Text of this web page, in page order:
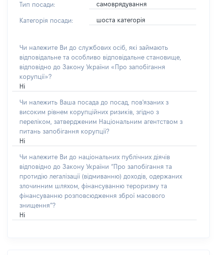
Тип посади:
самоврядування
Категорія посади: шоста категорія
Чи належите Ви до службових осіб, які займають
відповідальне та особливо відповідальне становище,
відповідно до Закону України «Про запобігання
корупції»?
Ні
Чи належить Ваша посада до посад, пов'язаних з
високим рівнем корупційних ризиків, згідно з
переліком, затвердженим Національним агентством з
питань запобігання корупції?
Ні
Чи належите Ви до національних публічних діячів
відповідно до Закону України “Про запобігання та
протидію легалізації (відмиванню) доходів, одержаних
злочинним шляхом, фінансуванню тероризму та
фінансуванню розповсюдження зброї масового
знищення”?
Ні